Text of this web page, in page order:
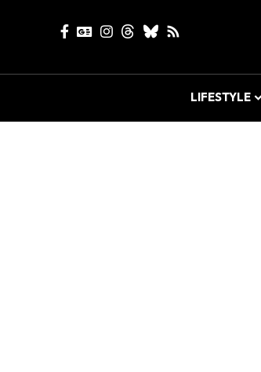
LIFESTYLE